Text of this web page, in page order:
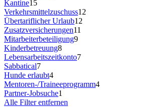
Kantine15
Verkehrsmittelzuschuss12
Übertariflicher Urlaub12
Zusatzversicherungen11
Mitarbeiterbeteiligung9
Kinderbetreuung8
Lebensarbeitszeitkonto7
Sabbatical7
Hunde erlaubt4
Mentoren-/Traineeprogramm4
Partner-Jobsuche1
Alle Filter entfernen